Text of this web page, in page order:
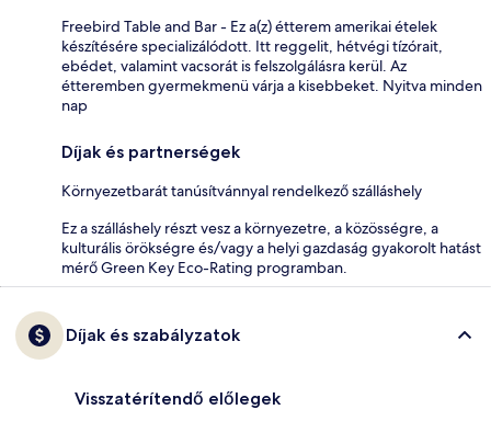
Freebird Table and Bar - Ez a(z) étterem amerikai ételek
készítésére specializálódott. Itt reggelit, hétvégi tízórait,
ebédet, valamint vacsorát is felszolgálásra kerül. Az
étteremben gyermekmenü várja a kisebbeket. Nyitva minden
nap
Díjak és partnerségek
Környezetbarát tanúsítvánnyal rendelkező szálláshely
Ez a szálláshely részt vesz a környezetre, a közösségre, a
kulturális örökségre és/vagy a helyi gazdaság gyakorolt hatást
mérő Green Key Eco-Rating programban.
Díjak és szabályzatok
Visszatérítendő előlegek